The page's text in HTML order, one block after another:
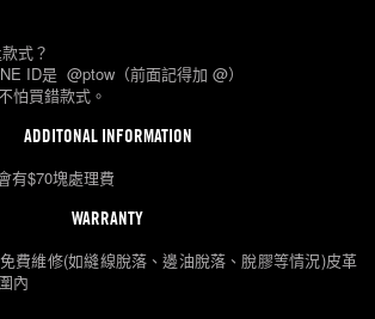
式？
ID是 @ptow（前面記得加 @）
怕買錯款式。
ADDITONAL INFORMATION
有$70塊處理費
WARRANTY
費維修(如縫線脫落、邊油脫落、脫膠等情況)皮革
內